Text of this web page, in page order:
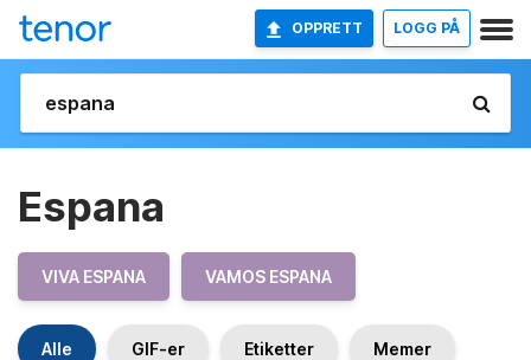
OPPRETT LOGG PÅ
Espana
VIVA ESPANA VAMOS ESPANA
Alle GIF-er Etiketter Memer